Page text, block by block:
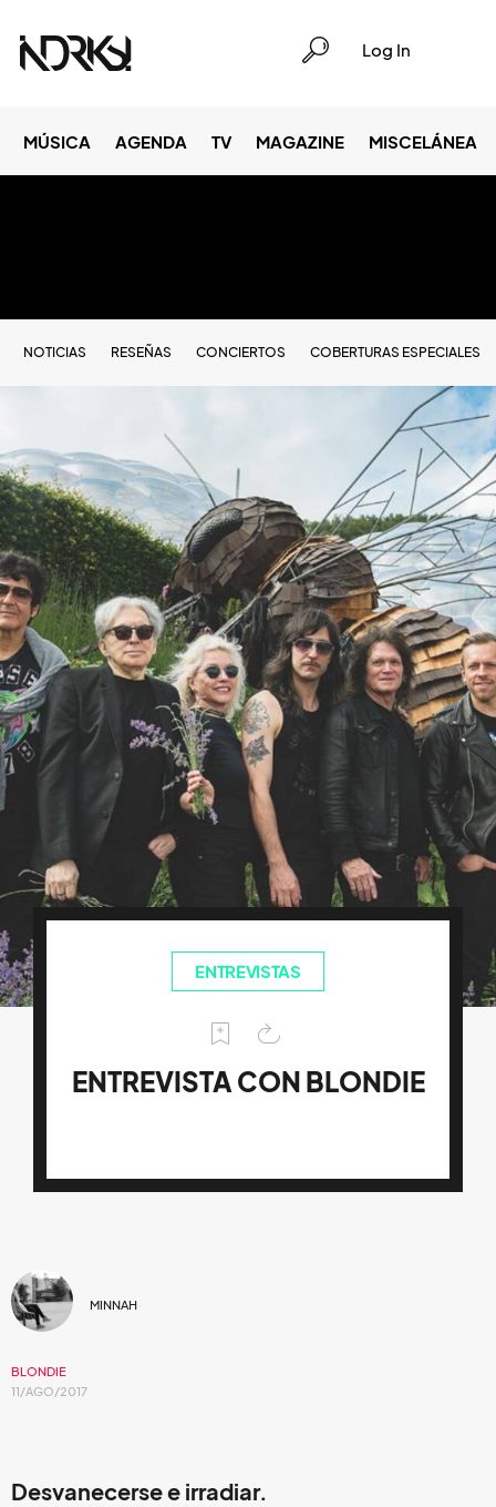
Log In
MÚSICA AGENDA TV MAGAZINE MISCELÁNEA
NOTICIAS RESEÑAS CONCIERTOS COBERTURAS ESPECIALES
ENTREVISTAS
ENTREVISTA CON BLONDIE
MINNAH
BLONDIE
11/AGO/2017
Desvanecerse e irradiar.